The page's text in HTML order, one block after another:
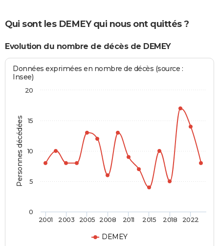
Qui sont les DEMEY qui nous ont quittés ?
Evolution du nombre de décès de DEMEY
Personnes décédées
Données exprimées en nombre de décès (source :
Insee)
DEMEY
2001 2003 2005 2008 2011 2015 2018 2022
0
5
10
15
20